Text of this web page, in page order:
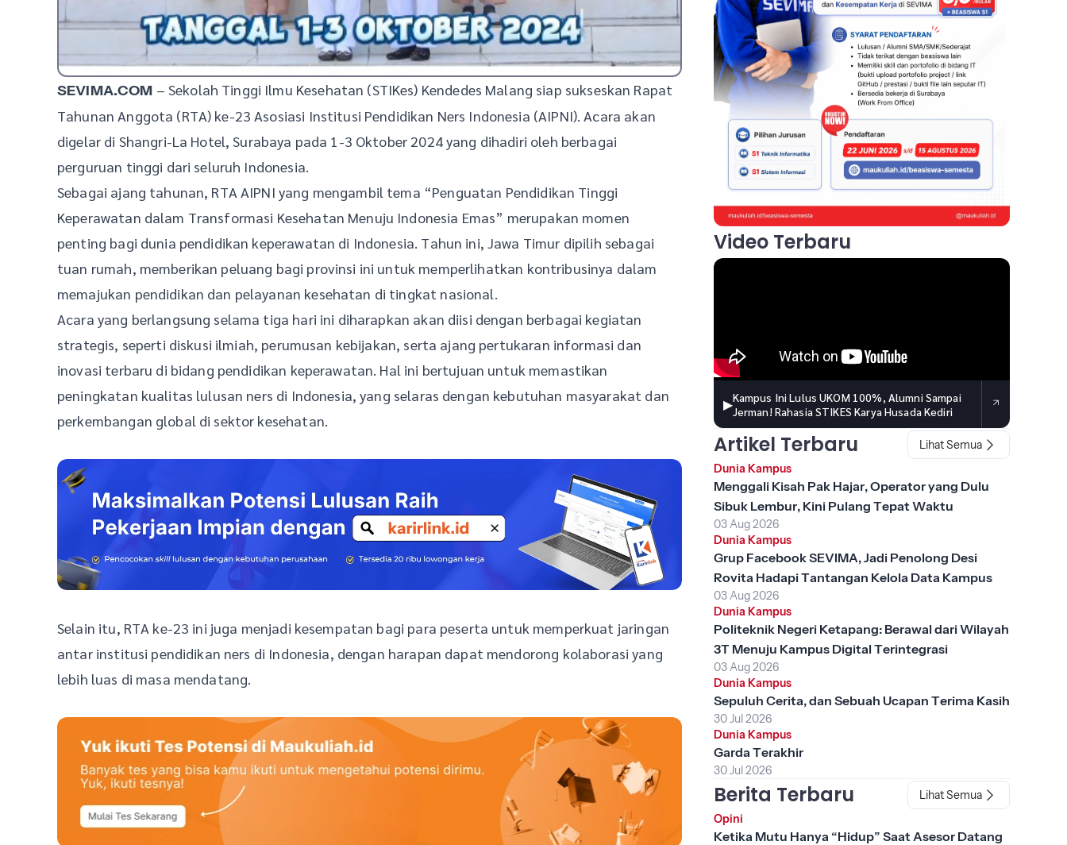
SEVIMA.COM – Sekolah Tinggi Ilmu Kesehatan (STIKes) Kendedes Malang siap sukseskan Rapat
Tahunan Anggota (RTA) ke-23 Asosiasi Institusi Pendidikan Ners Indonesia (AIPNI). Acara akan
digelar di Shangri-La Hotel, Surabaya pada 1-3 Oktober 2024 yang dihadiri oleh berbagai
perguruan tinggi dari seluruh Indonesia.
Sebagai ajang tahunan, RTA AIPNI yang mengambil tema “Penguatan Pendidikan Tinggi
Keperawatan dalam Transformasi Kesehatan Menuju Indonesia Emas” merupakan momen
penting bagi dunia pendidikan keperawatan di Indonesia. Tahun ini, Jawa Timur dipilih sebagai
tuan rumah, memberikan peluang bagi provinsi ini untuk memperlihatkan kontribusinya dalam
memajukan pendidikan dan pelayanan kesehatan di tingkat nasional.
Acara yang berlangsung selama tiga hari ini diharapkan akan diisi dengan berbagai kegiatan
strategis, seperti diskusi ilmiah, perumusan kebijakan, serta ajang pertukaran informasi dan
inovasi terbaru di bidang pendidikan keperawatan. Hal ini bertujuan untuk memastikan
peningkatan kualitas lulusan ners di Indonesia, yang selaras dengan kebutuhan masyarakat dan
perkembangan global di sektor kesehatan.
Selain itu, RTA ke-23 ini juga menjadi kesempatan bagi para peserta untuk memperkuat jaringan
antar institusi pendidikan ners di Indonesia, dengan harapan dapat mendorong kolaborasi yang
lebih luas di masa mendatang.
Video Terbaru
▶Kampus Ini Lulus UKOM 100%, Alumni Sampai
Jerman! Rahasia STIKES Karya Husada Kediri
Artikel Terbaru
Lihat Semua
Dunia Kampus
Menggali Kisah Pak Hajar, Operator yang Dulu
Sibuk Lembur, Kini Pulang Tepat Waktu
03 Aug 2026
Dunia Kampus
Grup Facebook SEVIMA, Jadi Penolong Desi
Rovita Hadapi Tantangan Kelola Data Kampus
03 Aug 2026
Dunia Kampus
Politeknik Negeri Ketapang: Berawal dari Wilayah
3T Menuju Kampus Digital Terintegrasi
03 Aug 2026
Dunia Kampus
Sepuluh Cerita, dan Sebuah Ucapan Terima Kasih
30 Jul 2026
Dunia Kampus
Garda Terakhir
30 Jul 2026
Berita Terbaru
Lihat Semua
Opini
Ketika Mutu Hanya “Hidup” Saat Asesor Datang